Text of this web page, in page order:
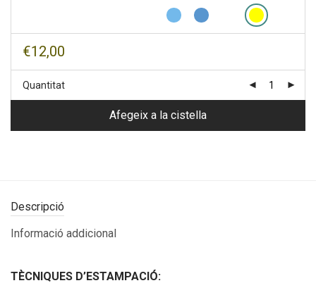
€12,00
Quantitat
Afegeix a la cistella
Descripció
Informació addicional
TÈCNIQUES D’ESTAMPACIÓ: